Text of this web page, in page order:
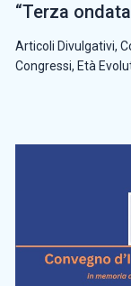
“Terza
Articoli Divulgativi,
Congressi, Età